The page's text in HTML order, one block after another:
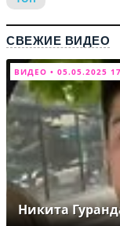
СВЕЖИЕ ВИДЕО
ВИДЕО • 05.05.2025
Никита